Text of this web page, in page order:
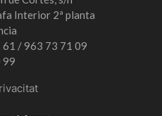
Interior 2ª planta
/ 963 73 71 09
99